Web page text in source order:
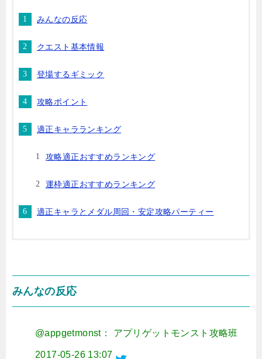
みんなの反応
クエスト基本情報
登場するギミック
攻略ポイント
適正キャラランキング
攻略適正おすすめランキング
運枠適正おすすめランキング
適正キャラとメダル周回・安定攻略パーティー
みんなの反応
@appgetmonst： アプリゲットモンスト攻略班
2017-05-26 13:07